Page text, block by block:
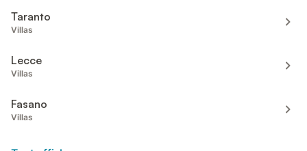
Taranto
Villas
Lecce
Villas
Fasano
Villas